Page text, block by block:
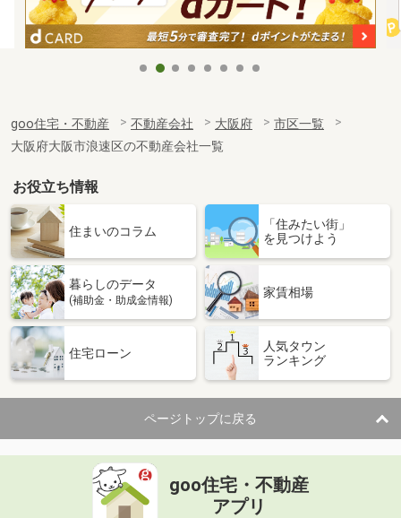
goo住宅・不動産 不動産会社 大阪府
市区一覧
大阪府大阪市浪速区の不動産会社一覧
お役立ち情報
住まいのコラム
「住みたい街」
を見つけよう
暮らしのデータ
(補助金・助成金情報)
家賃相場
住宅ローン
人気タウン
ランキング
ページトップに戻る
goo住宅・不動産
アプリ